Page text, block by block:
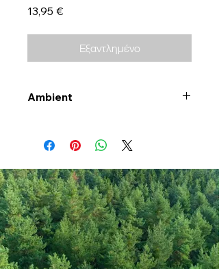
13,95 €Τιμή
Εξαντλημένο
Ambient